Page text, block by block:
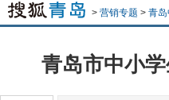
> 营销专题 > 青
青岛市中小